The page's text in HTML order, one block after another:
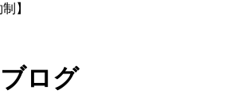
】
ログ